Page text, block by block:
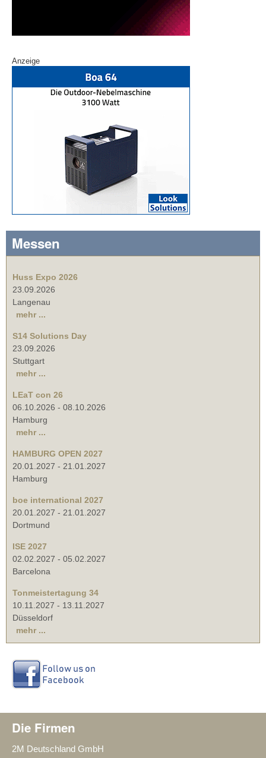
Anzeige
Messen
Huss Expo 2026
23.09.2026
Langenau
mehr ...
S14 Solutions Day
23.09.2026
Stuttgart
mehr ...
LEaT con 26
06.10.2026 - 08.10.2026
Hamburg
mehr ...
HAMBURG OPEN 2027
20.01.2027 - 21.01.2027
Hamburg
boe international 2027
20.01.2027 - 21.01.2027
Dortmund
ISE 2027
02.02.2027 - 05.02.2027
Barcelona
Tonmeistertagung 34
10.11.2027 - 13.11.2027
Düsseldorf
mehr ...
Die Firmen
2M Deutschland GmbH